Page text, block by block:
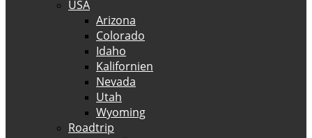
USA
Arizona
Colorado
Idaho
Kalifornien
Nevada
Utah
Wyoming
Roadtrip